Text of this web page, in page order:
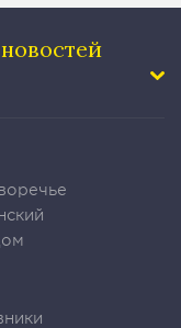
новостей